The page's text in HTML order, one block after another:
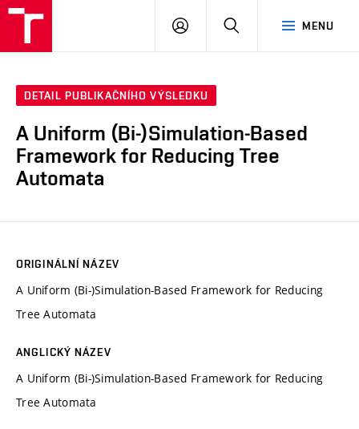
MENU
PŘIHLÁSIT
DETAIL PUBLIKAČNÍHO VÝSLEDKU
A Uniform (Bi-)Simulation-Based
Framework for Reducing Tree
Automata
ORIGINÁLNÍ NÁZEV
A Uniform (Bi-)Simulation-Based Framework for Reducing
Tree Automata
ANGLICKÝ NÁZEV
A Uniform (Bi-)Simulation-Based Framework for Reducing
Tree Automata